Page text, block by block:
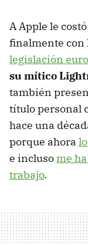
A Apple le
finalmente con
legislación
su mítico
también
título personal
hace una
porque ahora
e incluso me
trabajo.